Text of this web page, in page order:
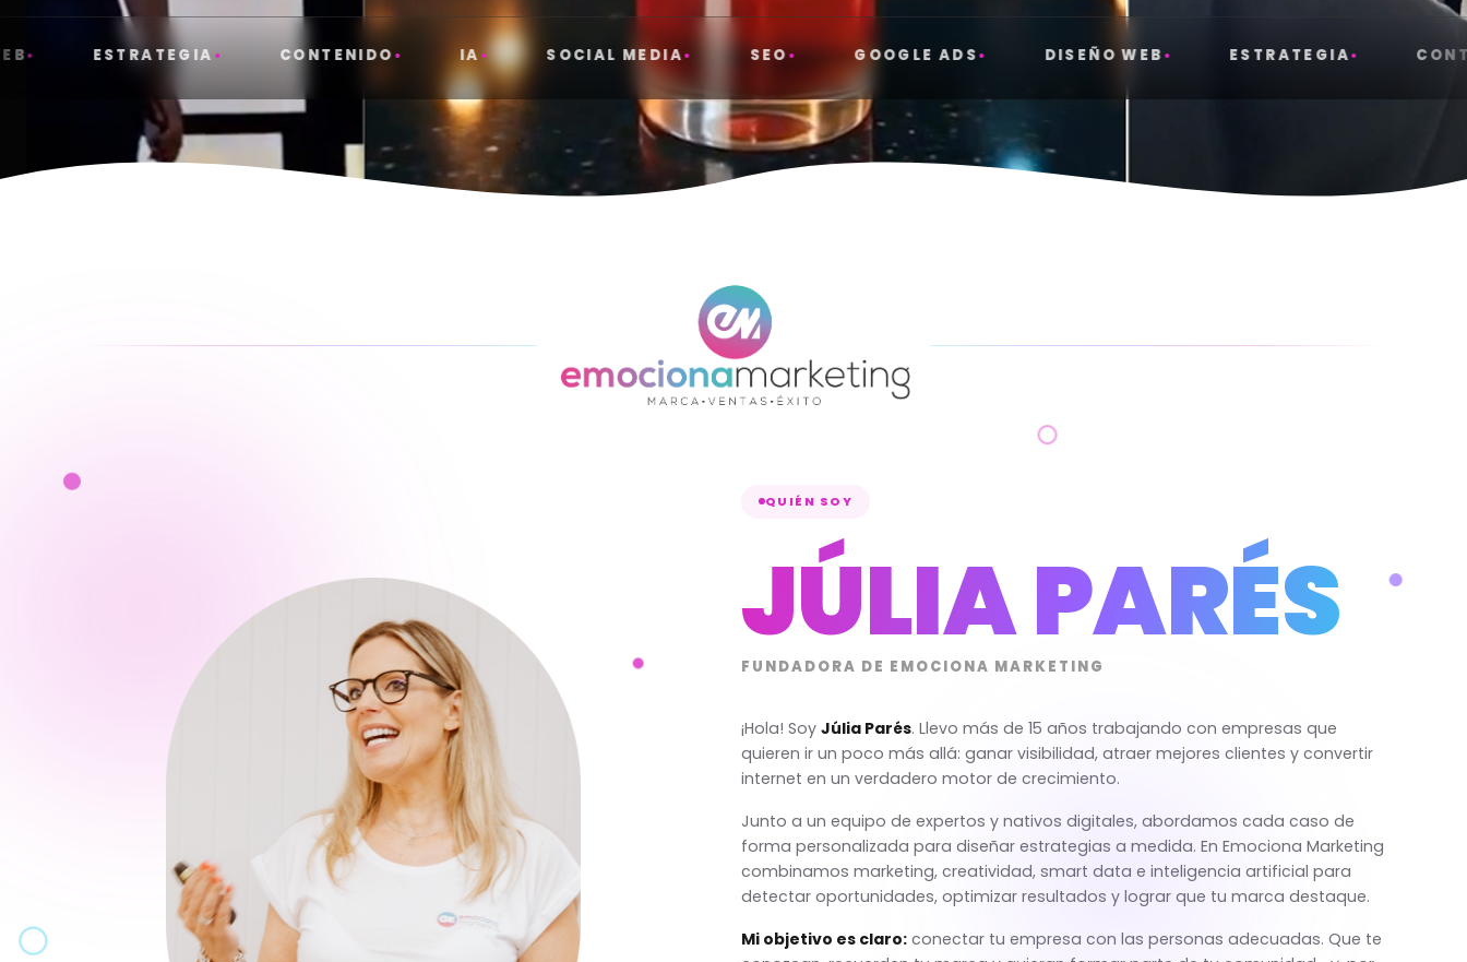
ESTRATEGIA CONTENIDO IA SOCIAL MEDIA SEO GOOGLE ADS DISEÑO WEB ESTRATEGIA CONTENIDO
QUIÉN SOY
JÚLIA PARÉS
FUNDADORA DE EMOCIONA MARKETING
¡Hola! Soy Júlia Parés. Llevo más de 15 años trabajando con empresas que
quieren ir un poco más allá: ganar visibilidad, atraer mejores clientes y convertir
internet en un verdadero motor de crecimiento.
Junto a un equipo de expertos y nativos digitales, abordamos cada caso de
forma personalizada para diseñar estrategias a medida. En Emociona Marketing
combinamos marketing, creatividad, smart data e inteligencia artificial para
detectar oportunidades, optimizar resultados y lograr que tu marca destaque.
Mi objetivo es claro:conectar tu empresa con las personas adecuadas. Que te